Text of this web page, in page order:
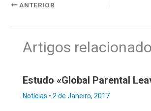
ANTERIOR
Artigos
Estudo «Global Parental
Notícias • 2 de Janeiro, 2017